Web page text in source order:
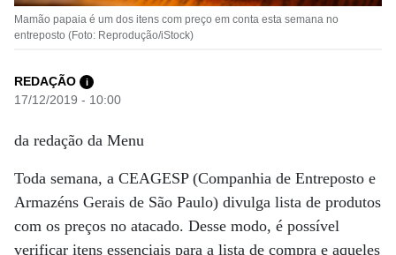
Mamão papaia é um dos itens com preço em conta esta semana no
entreposto (Foto: Reprodução/iStock)
REDAÇÃO i
17/12/2019 - 10:00
da redação da Menu
Toda semana, a CEAGESP (Companhia de Entreposto e
Armazéns Gerais de São Paulo) divulga lista de produtos
com os preços no atacado. Desse modo, é possível
verificar itens essenciais para a lista de compra e aqueles